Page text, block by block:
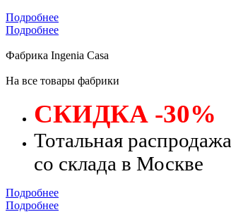
Подробнее
Подробнее
Фабрика Ingenia Casa
На все товары фабрики
СКИДКА -30%
Тотальная распродажа
со склада в Москве
Подробнее
Подробнее